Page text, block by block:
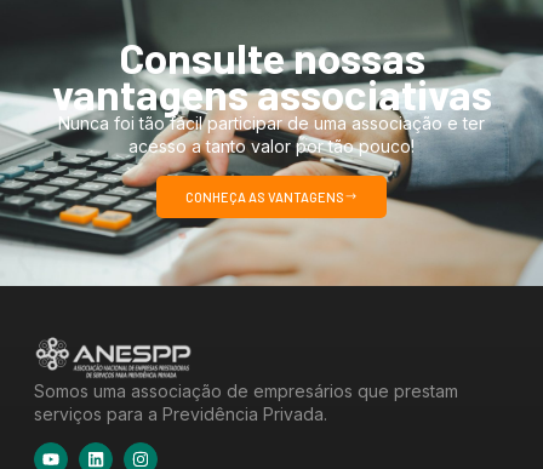
Consulte nossas
vantagens associativas
Nunca foi tão fácil participar de uma associação e ter
acesso a tanto valor por tão pouco!
CONHEÇA AS VANTAGENS
Somos uma associação de empresários que prestam
serviços para a Previdência Privada.